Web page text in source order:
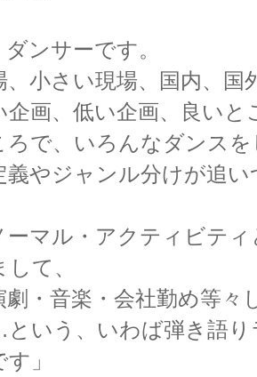
ンサーです。
小さい現場、国内、国
企画、低い企画、良いと
ろで、いろんなダンスを
義やジャンル分けが追
ーマル・アクティビテ
て、
劇・音楽・会社勤め等
いう、いわば弾き語り
」